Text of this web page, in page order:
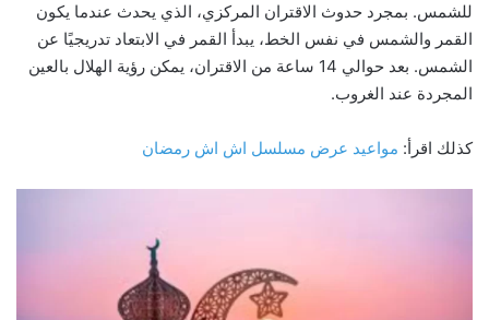
للشمس. بمجرد حدوث الاقتران المركزي، الذي يحدث عندما يكون
القمر والشمس في نفس الخط، يبدأ القمر في الابتعاد تدريجيًا عن
الشمس. بعد حوالي 14 ساعة من الاقتران، يمكن رؤية الهلال بالعين
المجردة عند الغروب.
كذلك اقرأ: مواعيد عرض مسلسل اش اش رمضان